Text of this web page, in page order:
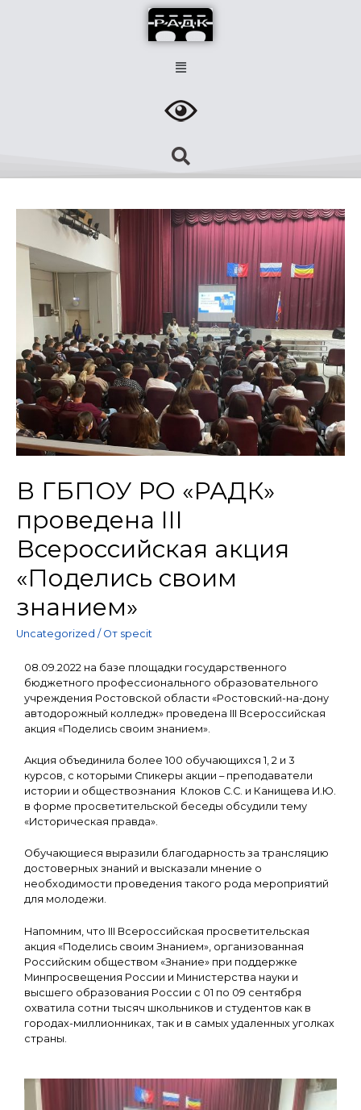
В ГБПОУ РО «РАДК»
проведена III
Всероссийская акция
«Поделись своим
знанием»
Uncategorized / От specit
08.09.2022 на базе площадки государственного
бюджетного профессионального образовательного
учреждения Ростовской области «Ростовский-на-дону
автодорожный колледж» проведена III Всероссийская
акция «Поделись своим знанием».
Акция объединила более 100 обучающихся 1, 2 и 3
курсов, с которыми Спикеры акции – преподаватели
истории и обществознания Клоков С.С. и Канищева И.Ю.
в форме просветительской беседы обсудили тему
«Историческая правда».
Обучающиеся выразили благодарность за трансляцию
достоверных знаний и высказали мнение о
необходимости проведения такого рода мероприятий
для молодежи.
Напомним, что III Всероссийская просветительская
акция «Поделись своим Знанием», организованная
Российским обществом «Знание» при поддержке
Минпросвещения России и Министерства науки и
высшего образования России с 01 по 09 сентября
охватила сотни тысяч школьников и студентов как в
городах-миллионниках, так и в самых удаленных уголках
страны.